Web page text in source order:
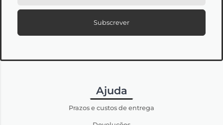
Subscrever
Ajuda
Prazos e custos de entrega